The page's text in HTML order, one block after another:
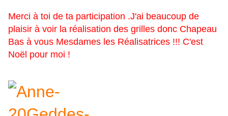
Merci à toi de ta participation .J'ai beaucoup de
plaisir à voir la réalisation des grilles donc Chapeau
Bas à vous Mesdames les Réalisatrices !!! C'est
Noël pour moi !